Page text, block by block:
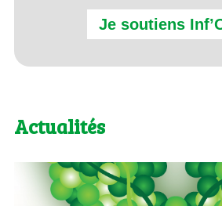
Je soutiens
Actualités